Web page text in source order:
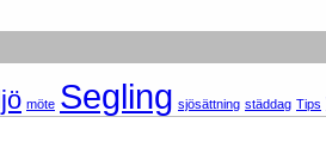
möte Segling sjösättning städdag Tips